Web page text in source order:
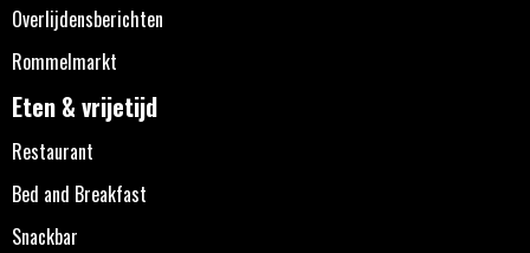
Overlijdensberichten
Rommelmarkt
Eten & vrijetijd
Restaurant
Bed and Breakfast
Snackbar